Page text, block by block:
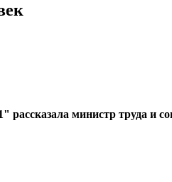
рассказала министр труда и